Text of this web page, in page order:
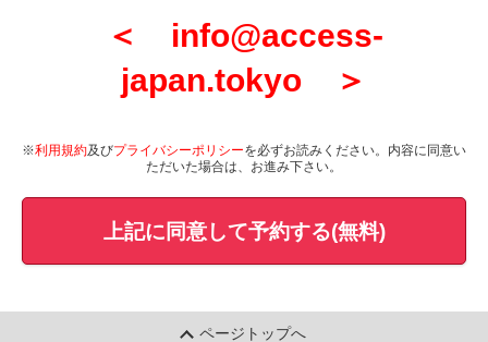
＜ info@access-
japan.tokyo ＞
※利用規約及びプライバシーポリシーを必ずお読みください。内容に同意い
ただいた場合は、お進み下さい。
上記に同意して予約する(無料)
ページトップへ